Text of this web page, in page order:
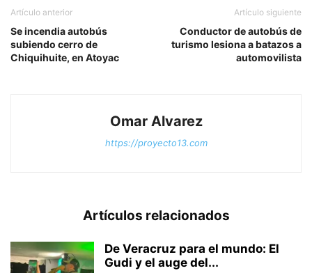
Artículo anterior
Se incendia autobús
subiendo cerro de
Chiquihuite, en Atoyac
Artículo siguiente
Conductor de autobús de
turismo lesiona a batazos a
automovilista
Omar Alvarez
https://proyecto13.com
Artículos relacionados
De Veracruz para el mundo: El
Gudi y el auge del...